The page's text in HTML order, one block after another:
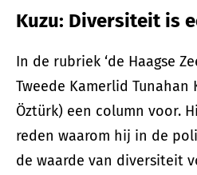
Kuzu: Diversiteit is
In de rubriek ‘de Haagse
Tweede Kamerlid Tunahan
Öztürk) een column voor.
reden waarom hij in de
de waarde van diversiteit